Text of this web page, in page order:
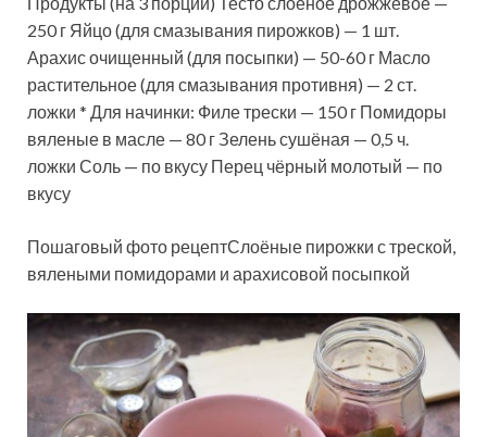
250 г Яйцо (для смазывания пирожков) — 1 шт.
Арахис очищенный (для посыпки) — 50-60 г Масло
растительное (для смазывания противня) — 2 ст.
ложки * Для начинки: Филе трески — 150 г Помидоры
вяленые в масле — 80 г Зелень сушёная — 0,5 ч.
ложки Соль — по вкусу Перец чёрный молотый — по
вкусу
Пошаговый фото рецептСлоёные пирожки с треской,
вялеными помидорами и арахисовой посыпкой